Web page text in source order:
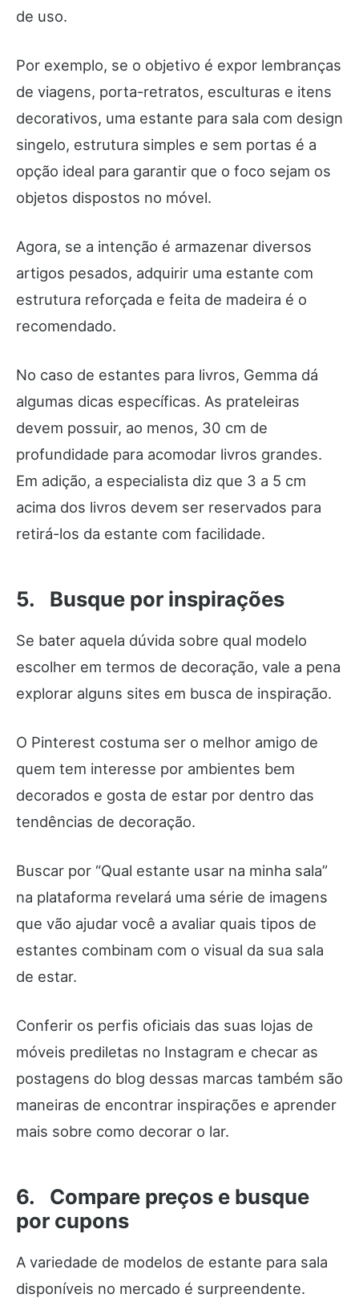
de uso.
Por exemplo, se o objetivo é expor lembranças
de viagens, porta-retratos, esculturas e itens
decorativos, uma estante para sala com design
singelo, estrutura simples e sem portas é a
opção ideal para garantir que o foco sejam os
objetos dispostos no móvel.
Agora, se a intenção é armazenar diversos
artigos pesados, adquirir uma estante com
estrutura reforçada e feita de madeira é o
recomendado.
No caso de estantes para livros, Gemma dá
algumas dicas específicas. As prateleiras
devem possuir, ao menos, 30 cm de
profundidade para acomodar livros grandes.
Em adição, a especialista diz que 3 a 5 cm
acima dos livros devem ser reservados para
retirá-los da estante com facilidade.
5. Busque por inspirações
Se bater aquela dúvida sobre qual modelo
escolher em termos de decoração, vale a pena
explorar alguns sites em busca de inspiração.
O Pinterest costuma ser o melhor amigo de
quem tem interesse por ambientes bem
decorados e gosta de estar por dentro das
tendências de decoração.
Buscar por “Qual estante usar na minha sala”
na plataforma revelará uma série de imagens
que vão ajudar você a avaliar quais tipos de
estantes combinam com o visual da sua sala
de estar.
Conferir os perfis oficiais das suas lojas de
móveis prediletas no Instagram e checar as
postagens do blog dessas marcas também são
maneiras de encontrar inspirações e aprender
mais sobre como decorar o lar.
6. Compare preços e busque
por cupons
A variedade de modelos de estante para sala
disponíveis no mercado é surpreendente.